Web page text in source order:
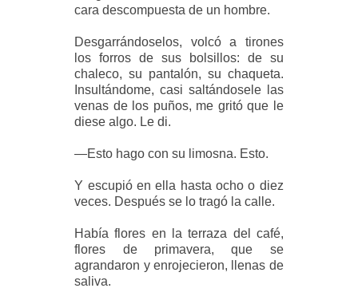
cara descompuesta de un hombre.
Desgarrándoselos, volcó a tirones
los forros de sus bolsillos: de su
chaleco, su pantalón, su chaqueta.
Insultándome, casi saltándosele las
venas de los puños, me gritó que le
diese algo. Le di.
—Esto hago con su limosna. Esto.
Y escupió en ella hasta ocho o diez
veces. Después se lo tragó la calle.
Había flores en la terraza del café,
flores de primavera, que se
agrandaron y enrojecieron, llenas de
saliva.